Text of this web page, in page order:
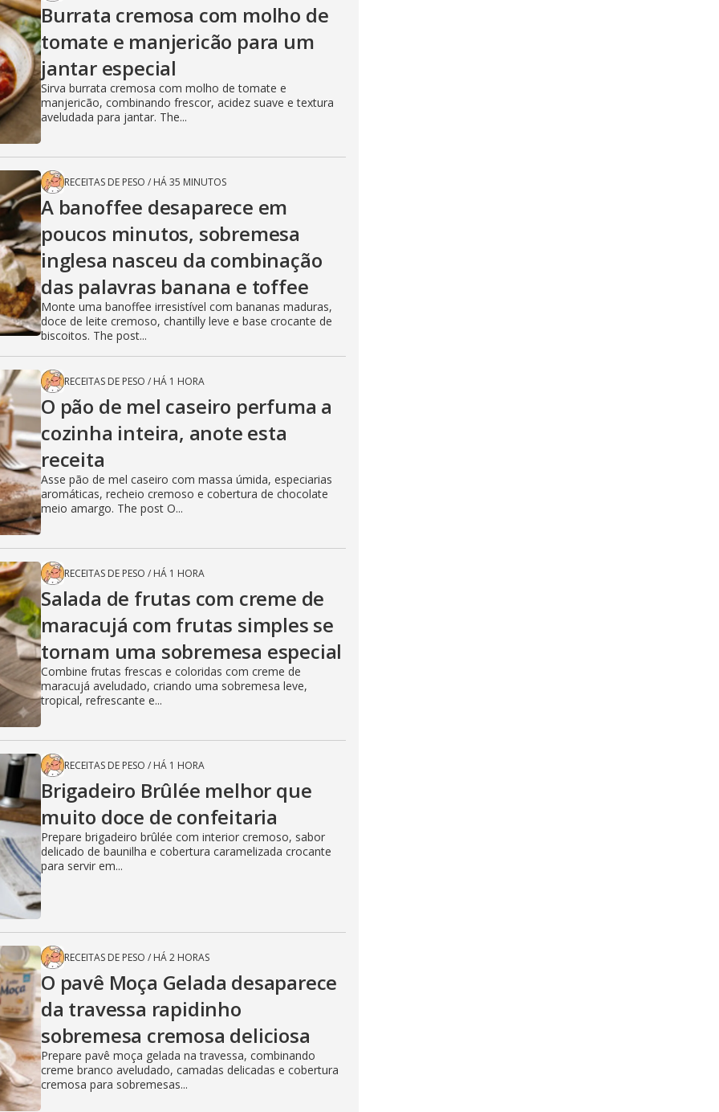
Burrata cremosa com molho de
tomate e manjericão para um
jantar especial
Sirva burrata cremosa com molho de tomate e
manjericão, combinando frescor, acidez suave e textura
aveludada para jantar. The...
RECEITAS DE PESO / HÁ 35 MINUTOS
A banoffee desaparece em
poucos minutos, sobremesa
inglesa nasceu da combinação
das palavras banana e toffee
Monte uma banoffee irresistível com bananas maduras,
doce de leite cremoso, chantilly leve e base crocante de
biscoitos. The post...
RECEITAS DE PESO / HÁ 1 HORA
O pão de mel caseiro perfuma a
cozinha inteira, anote esta
receita
Asse pão de mel caseiro com massa úmida, especiarias
aromáticas, recheio cremoso e cobertura de chocolate
meio amargo. The post O...
RECEITAS DE PESO / HÁ 1 HORA
Salada de frutas com creme de
maracujá com frutas simples se
tornam uma sobremesa especial
Combine frutas frescas e coloridas com creme de
maracujá aveludado, criando uma sobremesa leve,
tropical, refrescante e...
RECEITAS DE PESO / HÁ 1 HORA
Brigadeiro Brûlée melhor que
muito doce de confeitaria
Prepare brigadeiro brûlée com interior cremoso, sabor
delicado de baunilha e cobertura caramelizada crocante
para servir em...
RECEITAS DE PESO / HÁ 2 HORAS
O pavê Moça Gelada desaparece
da travessa rapidinho
sobremesa cremosa deliciosa
Prepare pavê moça gelada na travessa, combinando
creme branco aveludado, camadas delicadas e cobertura
cremosa para sobremesas...